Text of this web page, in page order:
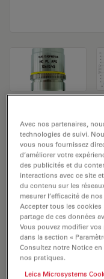
Objectif de
10x/0,45
Numéro de produit:
L'objectif HC PL
10x et une
utilisation dans un
immersion sèche,
distance de travail
de champ) de 25.
Avec nos partenaires,
technologies de suivi.
vous nous fournissez
d’améliorer votre
des publicités et du
interactions avec ce site
du contenu sur les
mesurer l’efficacité de
Accepter tous les
partage de ces données
Vous pouvez modifier
dans la section «
Consultez notre Notice
nos pratiques.
Leica Microsystems